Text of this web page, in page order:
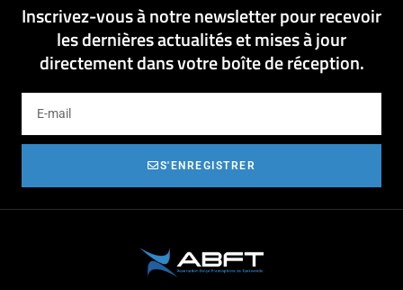
Inscrivez-vous à notre newsletter pour recevoir
les dernières actualités et mises à jour
directement dans votre boîte de réception.
S'ENREGISTRER